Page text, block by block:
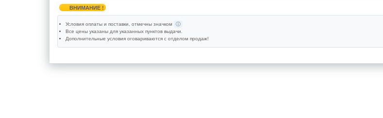
ВНИМАНИЕ !
Условия оплаты и поставки , отмечны значком
ⓘ
Все цены указаны для указанных пунктов выдачи
Дополнительные условия оговариваются с отделом продаж!